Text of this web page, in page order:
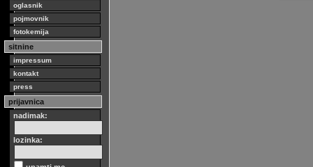
oglasnik
pojmovnik
fotokemija
sitnine
impressum
kontakt
press
prijavnica
nadimak:
lozinka: